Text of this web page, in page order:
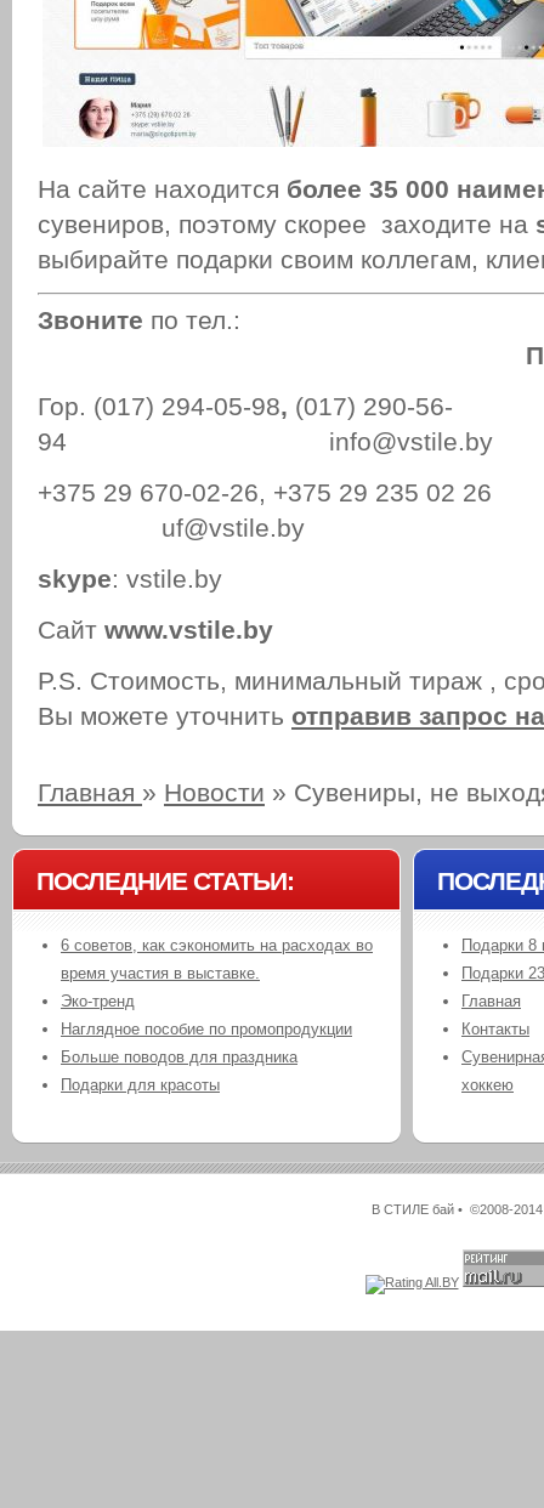
На сайте находится более 35 000
сувениров, поэтому скорее заходите на
выбирайте подарки своим коллегам,
Звоните по тел.:
Гор. (017) 294-05-98, (017) 290-56-
94 info@vstile.by
+375 29 670-02-26, +375 29 235
skype: vstile.by
Сайт www.vstile.by
P.S. Стоимость, минимальный тираж ,
Вы можете уточнить отправив запрос
Главная » Новости » Сувениры, не
ПОСЛЕДНИЕ СТАТЬИ:
6 советов, как сэкономить на расходах во
время участия в выставке.
Эко-тренд
Наглядное пособие по промопродукции
Больше поводов для праздника
Подарки для красоты
Подарки 8
Подарки
Главная
Контакты
хоккею
В СТИЛЕ бай • ©2008-